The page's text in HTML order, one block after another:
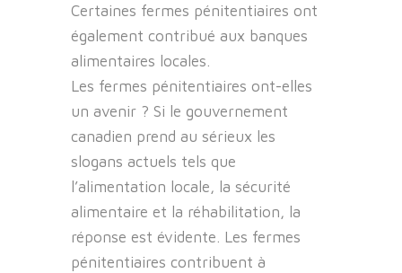
Certaines fermes pénitentiaires ont
également contribué aux banques
alimentaires locales.
Les fermes pénitentiaires ont-elles
un avenir ? Si le gouvernement
canadien prend au sérieux les
slogans actuels tels que
l’alimentation locale, la sécurité
alimentaire et la réhabilitation, la
réponse est évidente. Les fermes
pénitentiaires contribuent à